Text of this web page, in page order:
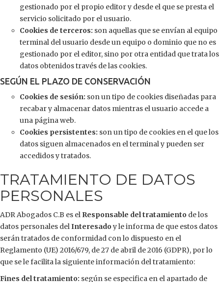
gestionado por el propio editor y desde el que se presta el
servicio solicitado por el usuario.
Cookies de terceros: son aquellas que se envían al equipo
terminal del usuario desde un equipo o dominio que no es
gestionado por el editor, sino por otra entidad que trata los
datos obtenidos través de las cookies.
SEGÚN EL PLAZO DE CONSERVACIÓN
Cookies de sesión: son un tipo de cookies diseñadas para
recabar y almacenar datos mientras el usuario accede a
una página web.
Cookies persistentes: son un tipo de cookies en el que los
datos siguen almacenados en el terminal y pueden ser
accedidos y tratados.
TRATAMIENTO DE DATOS
PERSONALES
ADR Abogados C.B es el Responsable del tratamiento de los
datos personales delInteresadoy le informa de que estos datos
serán tratados de conformidad con lo dispuesto en el
Reglamento (UE) 2016/679, de 27 de abril de 2016 (GDPR), por lo
que se le facilita la siguiente información del tratamiento:
Fines del tratamiento: según se especifica en el apartado de